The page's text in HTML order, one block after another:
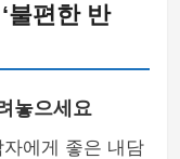
불편한 반
놓으세요
에게 좋은 내담